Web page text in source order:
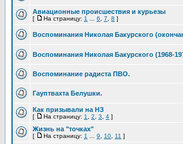
Авиационные происшествия и курьезы
[ На страницу: 1 6 7 8 ]
Воспоминания Николая Бакурского
Воспоминания Николая Бакурского (1968-
Воспоминание радиста ПВО.
Гауптвахта Белушки.
Как призывали на НЗ
[ На страницу: 1 2 3 4 ]
Жизнь на "точках"
[ На страницу: 1 9 10 11 ]